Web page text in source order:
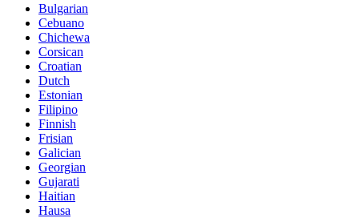
Bulgarian
Cebuano
Chichewa
Corsican
Croatian
Dutch
Estonian
Filipino
Finnish
Frisian
Galician
Georgian
Gujarati
Haitian
Hausa